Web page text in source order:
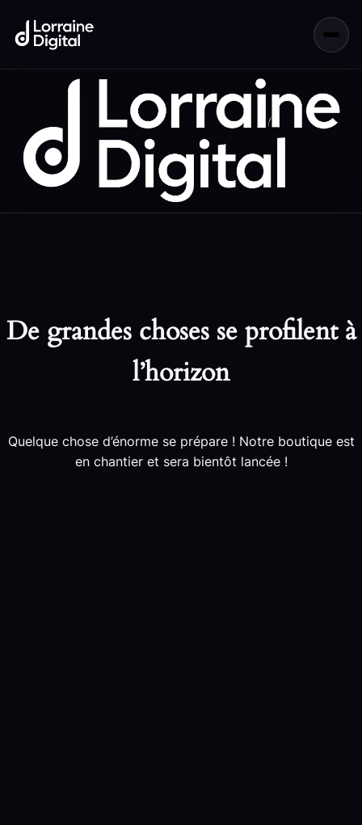
De grandes choses se profilent à
l’horizon
Quelque chose d’énorme se prépare ! Notre boutique est
en chantier et sera bientôt lancée !